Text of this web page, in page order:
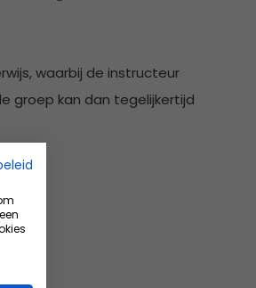
waarbij de instructeur
groep kan dan tegelijkertijd